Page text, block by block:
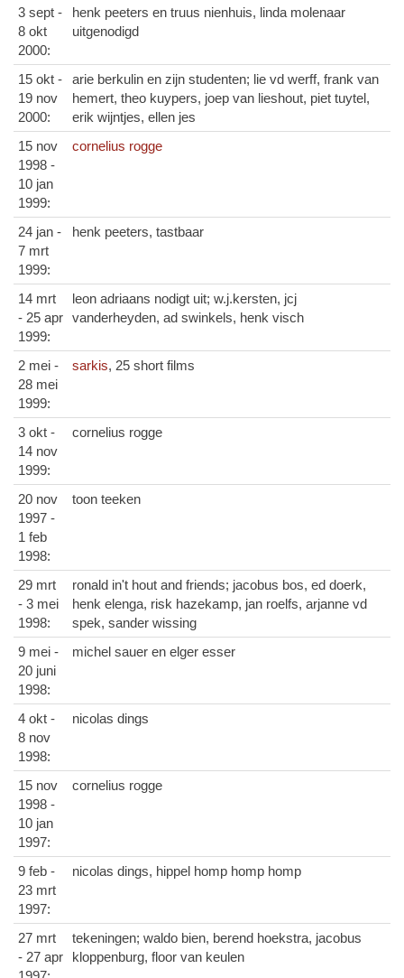
3 sept -
8 okt
2000:
henk peeters en truus nienhuis, linda molenaar
uitgenodigd
15 okt -
19 nov
2000:
arie berkulin en zijn studenten; lie vd werff, frank van
hemert, theo kuypers, joep van lieshout, piet tuytel,
erik wijntjes, ellen jes
15 nov
1998 -
10 jan
1999:
cornelius rogge
24 jan -
7 mrt
1999:
henk peeters, tastbaar
14 mrt
- 25 apr
1999:
leon adriaans nodigt uit; w.j.kersten, jcj
vanderheyden, ad swinkels, henk visch
2 mei -
28 mei
1999:
sarkis, 25 short films
3 okt -
14 nov
1999:
cornelius rogge
20 nov
1997 -
1 feb
1998:
toon teeken
29 mrt
- 3 mei
1998:
ronald in't hout and friends; jacobus bos, ed doerk,
henk elenga, risk hazekamp, jan roelfs, arjanne vd
spek, sander wissing
9 mei -
20 juni
1998:
michel sauer en elger esser
4 okt -
8 nov
1998:
nicolas dings
15 nov
1998 -
10 jan
1997:
cornelius rogge
9 feb -
23 mrt
1997:
nicolas dings, hippel homp homp homp
27 mrt
- 27 apr
tekeningen; waldo bien, berend hoekstra, jacobus
kloppenburg, floor van keulen